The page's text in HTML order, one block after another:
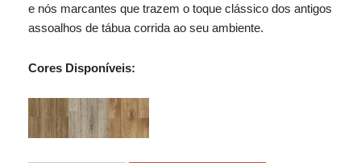
e nós marcantes que trazem o toque clássico dos antigos
assoalhos de tábua corrida ao seu ambiente.
Cores Disponíveis: